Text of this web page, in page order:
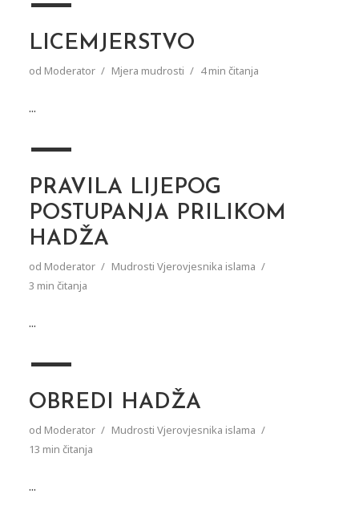
LICEMJERSTVO
od Moderator Mjera mudrosti 4 min čitanja
...
PRAVILA LIJEPOG
POSTUPANJA PRILIKOM
HADŽA
od Moderator
Mudrosti Vjerovjesnika islama
3 min čitanja
...
OBREDI HADŽA
od Moderator
Mudrosti Vjerovjesnika islama
13 min čitanja
...